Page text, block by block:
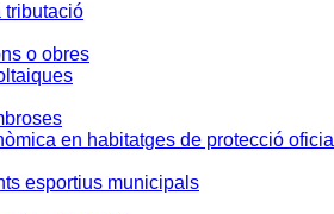
tributació
o obres
en habitatges de protecció oficial
esportius municipals